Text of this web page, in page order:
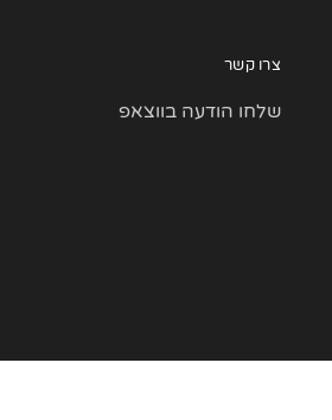
צרו קשר
שלחו הודעה בווצאפ